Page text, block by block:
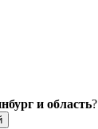
и область?